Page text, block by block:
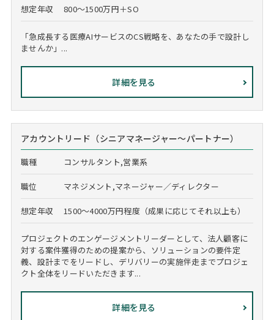
想定年収 800～1500万円＋SO
「急成長する医療AIサービスのCS戦略を、あなたの手で設計し
ませんか」...
詳細を見る
アカウントリード（シニアマネージャー～パートナー）
職種 コンサルタント,営業系
職位 マネジメント,マネージャー／ディレクター
想定年収 1500～4000万円程度（成果に応じてそれ以上も）
プロジェクトのエンゲージメントリーダーとして、法人顧客に
対する案件獲得のための提案から、ソリューションの要件定
義、設計までをリードし、デリバリーの実施伴走までプロジェ
クト全体をリードいただきます...
詳細を見る